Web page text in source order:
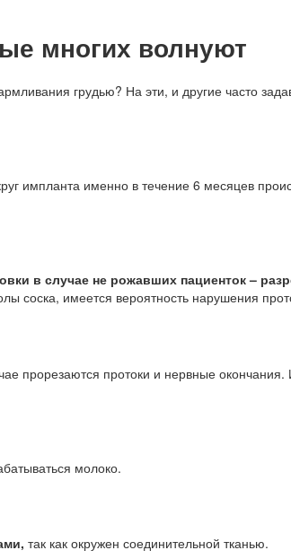
многих волнуют
грудью? На эти, и другие часто
импланта именно в течение 6 месяцев
в случае не рожавших пациенток –
соска, имеется вероятность нарушения
прорезаются протоки и нервные окончания.
молоко.
так как окружен соединительной тканью.